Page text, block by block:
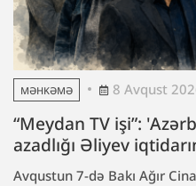
MƏHKƏMƏ 8 Avqust
“Meydan TV işi”:
azadlığı Əliyev
Avqustun 7-də Bakı Ağır